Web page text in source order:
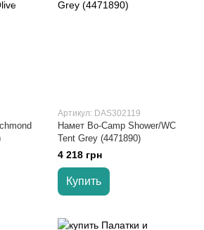
Артикул: DAS302119
Намет Bo-Camp Shower/WC
Tent Grey (4471890)
4 218 грн
Купить